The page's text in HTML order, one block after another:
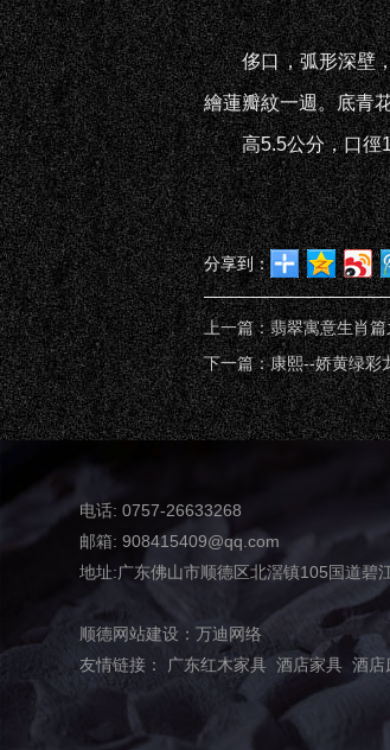
侈口，弧形深壁，矮
繪蓮瓣紋一週。底青
高5.5公分，口徑
分享到：
上一篇：翡翠寓意生肖
下一篇：康熙--娇黄绿彩
电话: 0757-26633268
邮箱: 908415409@qq.com
地址:广东佛山市顺德区北滘镇105国道碧
顺德网站建设：万迪网络
友情链接：
广东红木家具 酒店家具 酒店